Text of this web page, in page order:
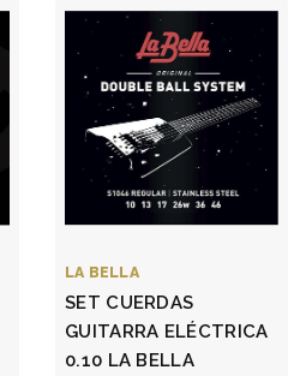
LA BELLA
SET CUERDAS
GUITARRA ELÉCTRICA
0.10 LA BELLA